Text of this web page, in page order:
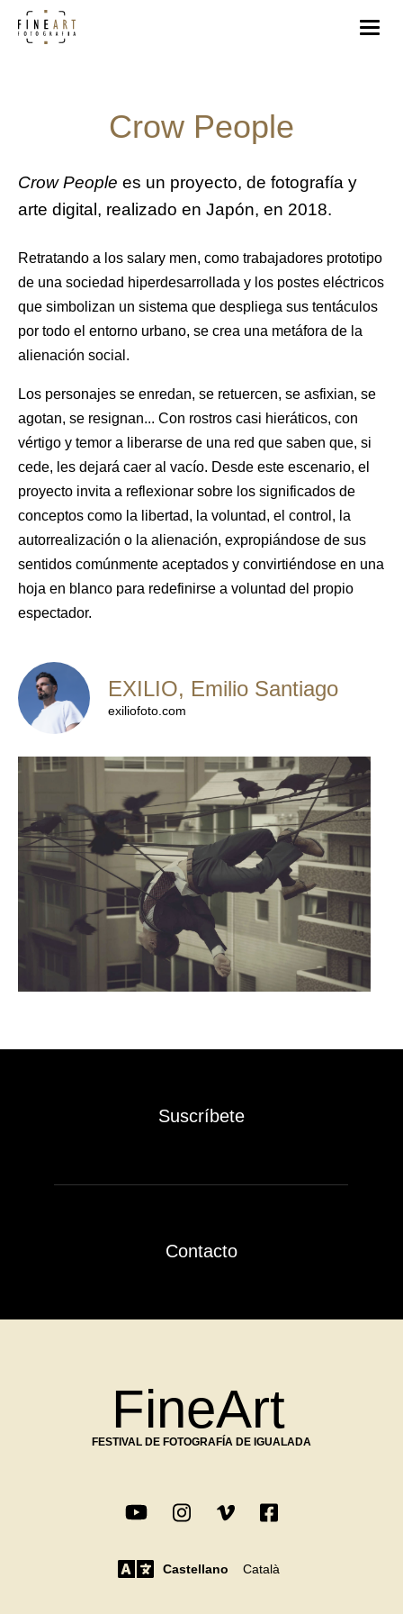
Crow People
Crow People es un proyecto, de fotografía y
arte digital, realizado en Japón, en 2018.
Retratando a los salary men, como trabajadores prototipo
de una sociedad hiperdesarrollada y los postes eléctricos
que simbolizan un sistema que despliega sus tentáculos
por todo el entorno urbano, se crea una metáfora de la
alienación social.
Los personajes se enredan, se retuercen, se asfixian, se
agotan, se resignan... Con rostros casi hieráticos, con
vértigo y temor a liberarse de una red que saben que, si
cede, les dejará caer al vacío. Desde este escenario, el
proyecto invita a reflexionar sobre los significados de
conceptos como la libertad, la voluntad, el control, la
autorrealización o la alienación, expropiándose de sus
sentidos comúnmente aceptados y convirtiéndose en una
hoja en blanco para redefinirse a voluntad del propio
espectador.
EXILIO, Emilio Santiago
exiliofoto.com
Suscríbete
Contacto
FineArt
FESTIVAL DE FOTOGRAFÍA DE IGUALADA
Castellano Català